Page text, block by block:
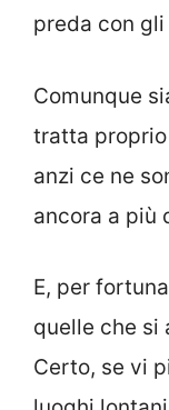
preda con gli
Comunque
tratta
anzi ce ne
ancora a più
E, per
quelle che si
Certo, se vi